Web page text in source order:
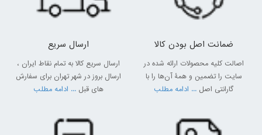
ضمانت اصل بودن کالا
اصالت کلیه محصولات ارائه شده در
سایت را تضمین و همۀ آن‌ها را با
گارانتی اصل ... ادامه مطلب
ارسال سریع
ارسال سریع کالا به تمام نقاط ایران ،
ارسال بروز در شهر تهران برای سفارش
های قبل ... ادامه مطلب